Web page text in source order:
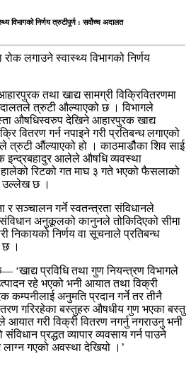
विभागको निर्णय त्रुटीपूर्ण : सर्वोच्च अदालत
तथा खाद्य सामग्री विक्रिवितरणमा
त्रुटी औल्याएको छ । विभागले
औषधिस्वरुप देखिने आहारपुरक खाद्य
वितरण गर्न नपाइने गरी प्रतिबन्ध लगाएको
त्रुटी औंल्याएको हो । काठमाडौैका शिव साई
इन्द्रबहादुर आलेले औषधि व्यवस्था
हालेको रिटको गत माघ ३ गते भएको फैसलाको
उल्लेख छ ।
र सञ्‍चालन गर्ने स्वतन्त्रता संविधानले
अनुकूलको कानुनले तोकिदिएको सीमा
निकायको निर्णय वा सूचनाले प्रतिबन्ध
छ ।
‘खाद्य प्रविधि तथा गुण नियन्त्रण विभागले
रहे भएको भनी आयात तथा विक्री
कम्पनीलाई अनुमति प्रदान गर्ने तर तीनै
गरिरहेका बस्तुहरु औषधीय गुण भएका बस्तु
आयात गरी विक्री वितरण नगर्नु नगराउनु भनी
प्रद्धत व्यापार व्यवसाय गर्न पाउने
गएको अवस्था देखियो ।’